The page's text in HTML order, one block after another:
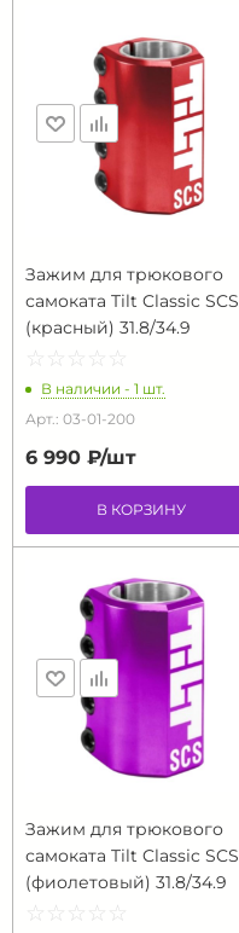
Зажим для трюкового
самоката Tilt Classic SCS
(красный) 31.8/34.9
☆ ☆ ☆ ☆ ☆
★ ★ ★ ★ ★
В наличии - 1 шт.
Арт.: 03-01-200
6 990 ₽/шт
В КОРЗИНУ
Зажим для трюкового
самоката Tilt Classic SCS
(фиолетовый) 31.8/34.9
☆ ☆ ☆ ☆ ☆
★ ★ ★ ★ ★